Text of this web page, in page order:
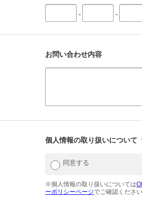
- -
お問い合わせ内容
個人情報の取り扱いについて
同意する
※個人情報の取り扱いについては
ーポリシーページでご確認ください